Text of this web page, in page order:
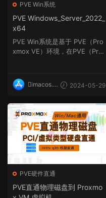
PVE Win系统
PVE Windows_Server_2022_
x64
PVE Win系统是基于 PVE（Pro
xmox VE）环境，在PVE（Pro
imacos.t
2024-05-29
PVE硬件直通
PVE直通物理磁盘到 Proxmo